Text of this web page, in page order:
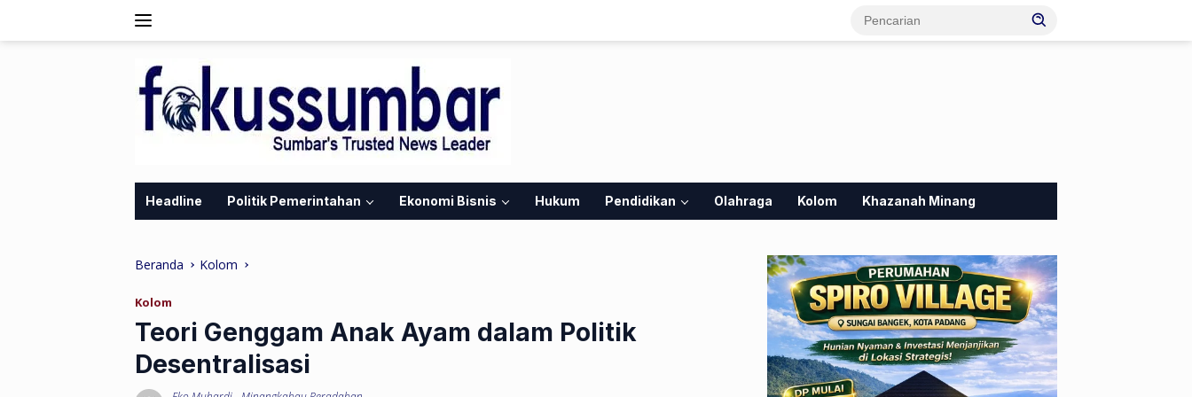
Headline Politik Pemerintahan Ekonomi Bisnis Hukum Pendidikan Olahraga Kolom Khazanah Minang
Beranda Kolom
Kolom
Teori Genggam Anak Ayam dalam Politik
Desentralisasi